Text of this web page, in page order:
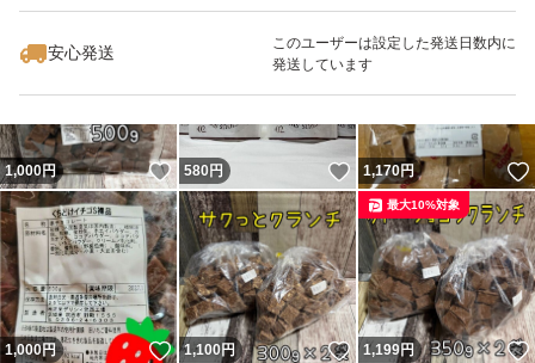
安心発送
このユーザーは設定した発送日数内に
発送しています
1,000円 いいね！
580円 いいね！
1,170円
1,000円 いいね！
1,100円 いいね！
1,199円
最大10%対象